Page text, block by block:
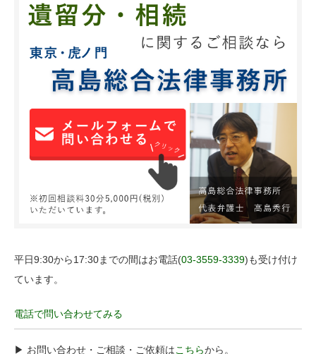
平日9:30から17:30までの間はお電話(03-3559-3339)も受け付け
ています。
電話で問い合わせてみる
▶︎ お問い合わせ・ご相談・ご依頼はこちらから。